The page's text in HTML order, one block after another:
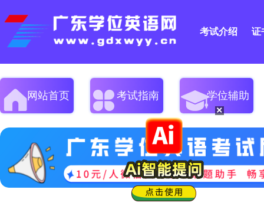
考试介绍 证
网站首页 考试指南 学位辅助